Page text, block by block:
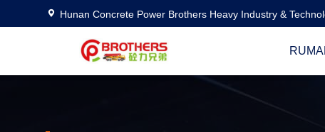
Hunan Concrete Power Brothers Heavy Industry &